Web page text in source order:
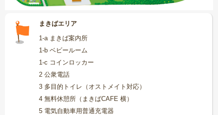
まきばエリア
1-a まきば案内所
1-b ベビールーム
1-c コインロッカー
2 公衆電話
3 多目的トイレ（オストメイト対応）
4 無料休憩所（まきばCAFE 横）
5 電気自動車用普通充電器